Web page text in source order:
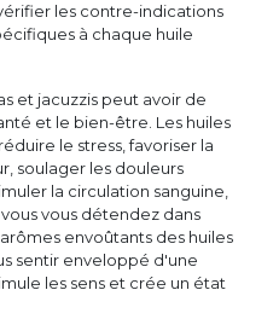
les contre-indications
à chaque huile
et jacuzzis peut avoir de
et le bien-être. Les huiles
le stress, favoriser la
soulager les douleurs
la circulation sanguine,
vous détendez dans
envoûtants des huiles
sentir enveloppé d'une
les sens et crée un état